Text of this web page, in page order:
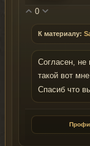
0
К материалу:
Согласен, не
такой вот
Спасиб что